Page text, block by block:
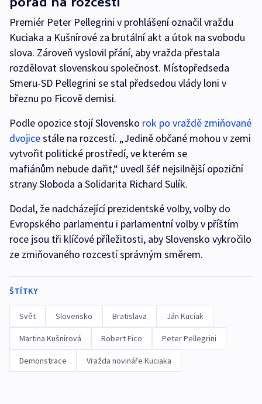
Premiér Peter Pellegrini v prohlášení označil vraždu
Kuciaka a Kušnírové za brutální akt a útok na svobodu
slova. Zároveň vyslovil přání, aby vražda přestala
rozdělovat slovenskou společnost. Místopředseda
Smeru-SD Pellegrini se stal předsedou vlády loni v
březnu po Ficově demisi.
Podle opozice stojí Slovensko rok po vraždě zmiňované
dvojicestále na rozcestí. „Jedině občané mohou v zemi
vytvořit politické prostředí, ve kterém se
mafiánům nebude dařit,“ uvedl šéf nejsilnější opoziční
strany Sloboda a Solidarita Richard Sulík.
Dodal, že nadcházející prezidentské volby, volby do
Evropského parlamentu i parlamentní volby v příštím
roce jsou tři klíčové příležitosti, aby Slovensko vykročilo
ze zmiňovaného rozcestí správným směrem.
ŠTÍTKY
Svět Slovensko Bratislava Ján Kuciak
Martina Kušnírová Robert Fico Peter Pellegrini
Demonstrace Vražda novináře Kuciaka